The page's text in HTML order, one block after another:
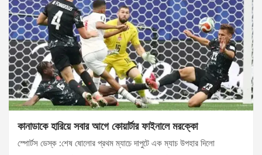
কানাডাকে হারিয়ে সবার আগে কোয়ার্টার ফাইনালে মরক্কো
স্পোর্টস ডেস্ক :শেষ ষোলোর প্রথম ম্যাচে দাপুটে এক ম্যাচ উপহার দিলো